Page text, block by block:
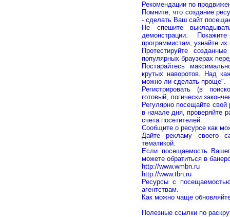
Рекомендации по
Помните, что создание
- сделать Ваш сайт
Не спешите
демонстрации.
программистам, узнайте
Протестируйте
популярных браузерах
Постарайтесь
крутых наворотов. Над
можно ли сделать проще".
Регистрировать (в
готовый, логически
Регулярно посещайте
в начале дня, проверяйте
счета посетителей.
Сообщите о ресурсе как
Дайте рекламу своего
тематикой.
Если посещаемость
можете обратиться в
http://www.wmbn.ru
http://www.tbn.ru
Ресурсы с
агентствам.
Как можно чаще
Полезные ссылки по